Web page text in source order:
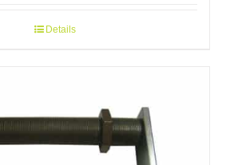
Details